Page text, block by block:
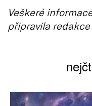
Veškeré
připravila redakce